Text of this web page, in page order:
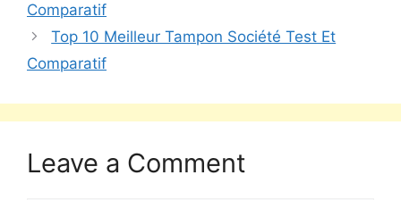
Comparatif
Top 10 Meilleur Tampon Société Test Et
Comparatif
Leave a Comment